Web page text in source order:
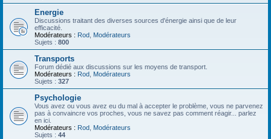
Energie
Discussions traitant des diverses sources d'énergie ainsi que de leur
efficacité.
Modérateurs : Rod Modérateurs
Sujets : 800
Transports
Forum dédié aux discussions sur les moyens de transport.
Modérateurs : Rod Modérateurs
Sujets : 327
Psychologie
Vous avez ou vous avez eu du mal à accepter le problème, vous ne parvenez
pas à convaincre vos proches, vous ne savez pas comment réagir... parlez
en ici.
Modérateurs : Rod Modérateurs
Sujets : 44